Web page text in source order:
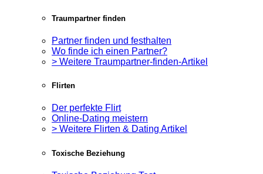
Traumpartner finden
Partner finden und festhalten
Wo finde ich einen Partner?
> Weitere Traumpartner-finden-Artikel
Flirten
Der perfekte Flirt
Online-Dating meistern
> Weitere Flirten & Dating Artikel
Toxische Beziehung